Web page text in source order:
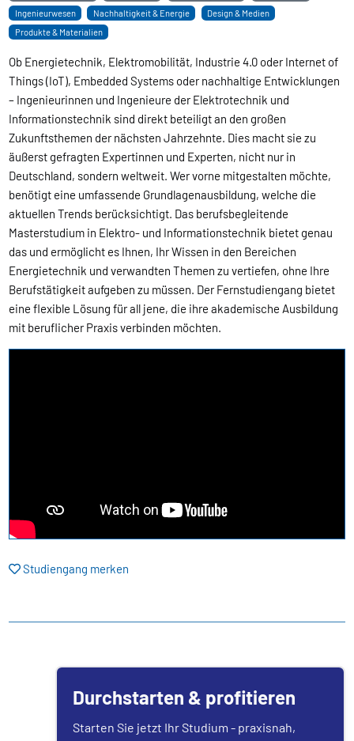
Ingenieurwesen
Nachhaltigkeit & Energie
Design & Medien
Produkte & Materialien
Ob Energietechnik, Elektromobilität, Industrie 4.0 oder Internet of
Things (IoT), Embedded Systems oder nachhaltige Entwicklungen
– Ingenieurinnen und Ingenieure der Elektrotechnik und
Informationstechnik sind direkt beteiligt an den großen
Zukunftsthemen der nächsten Jahrzehnte. Dies macht sie zu
äußerst gefragten Expertinnen und Experten, nicht nur in
Deutschland, sondern weltweit. Wer vorne mitgestalten möchte,
benötigt eine umfassende Grundlagenausbildung, welche die
aktuellen Trends berücksichtigt. Das berufsbegleitende
Masterstudium in Elektro- und Informationstechnik bietet genau
das und ermöglicht es Ihnen, Ihr Wissen in den Bereichen
Energietechnik und verwandten Themen zu vertiefen, ohne Ihre
Berufstätigkeit aufgeben zu müssen. Der Fernstudiengang bietet
eine flexible Lösung für all jene, die ihre akademische Ausbildung
mit beruflicher Praxis verbinden möchten.
Studiengang merken
Durchstarten & profitieren
Starten Sie jetzt Ihr Studium - praxisnah,